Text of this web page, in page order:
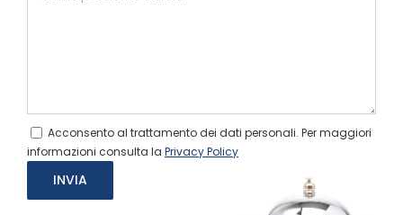
Acconsento al trattamento dei dati personali. Per maggiori
informazioni consulta la Privacy Policy